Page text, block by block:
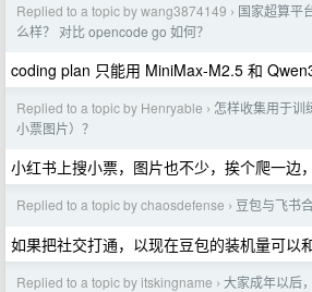
Replied to a topic by wang3874149 › 国家超算平
么样？ 对比 opencode go 如何？
coding plan 只能用 MiniMax-M2.5 和
Replied to a topic by Henryable › 怎样收集用于训
小票图片）？
小红书上搜小票，图片也不少，挨个爬一边
Replied to a topic by chaosdefense › 豆包与飞书合
如果把社交打通，以现在豆包的装机量可以
Replied to a topic by itskingname › 大家成年以后